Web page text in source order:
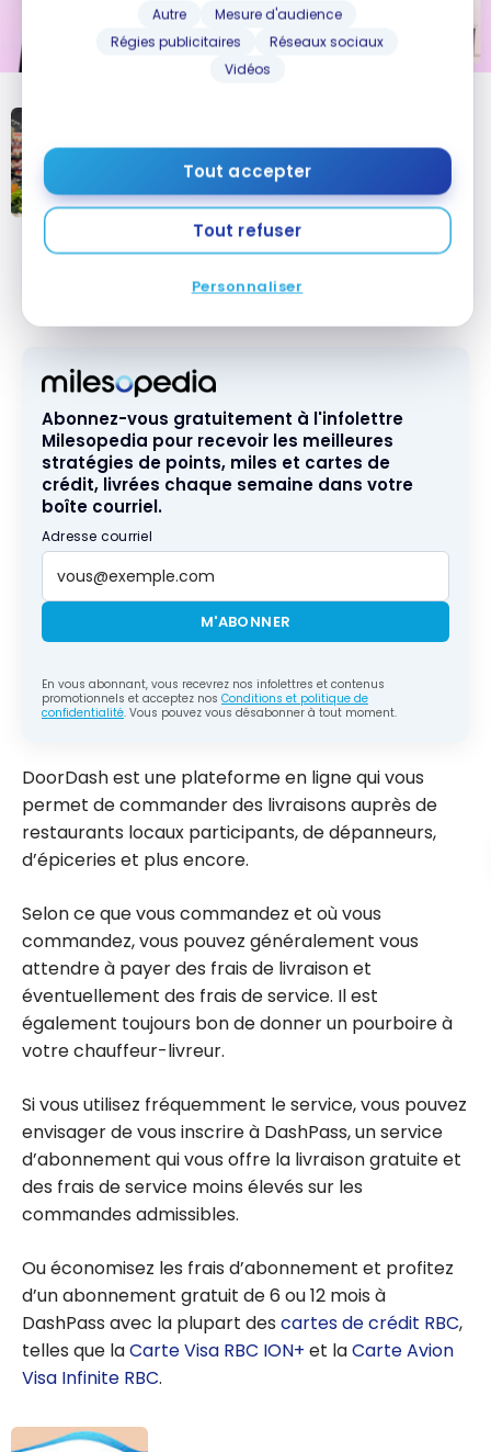
Autre
Mesure d'audience
Régies publicitaires
Réseaux sociaux
Vidéos
Tout accepter
Tout refuser
Personnaliser
Optimum : Plus
d’accumuler
récompenses
Offres PC Optimum : Plus de
façons d’accumuler des
récompenses
Qu’est-ce que DoorDash?
Abonnez-vous gratuitement à l'infolettre
Milesopedia pour recevoir les meilleures
stratégies de points, miles et cartes de
crédit, livrées chaque semaine dans votre
boîte courriel.
Adresse courriel
M'ABONNER
En vous abonnant, vous recevrez nos infolettres et contenus
promotionnels et acceptez nos Conditions et politique de
confidentialité. Vous pouvez vous désabonner à tout moment.
DoorDash est une plateforme en ligne qui vous
permet de commander des livraisons auprès de
restaurants locaux participants, de dépanneurs,
d’épiceries et plus encore.
Selon ce que vous commandez et où vous
commandez, vous pouvez généralement vous
attendre à payer des frais de livraison et
éventuellement des frais de service. Il est
également toujours bon de donner un pourboire à
votre chauffeur-livreur.
Si vous utilisez fréquemment le service, vous pouvez
envisager de vous inscrire à DashPass, un service
d’abonnement qui vous offre la livraison gratuite et
des frais de service moins élevés sur les
commandes admissibles.
Ou économisez les frais d’abonnement et profitez
d’un abonnement gratuit de 6 ou 12 mois à
DashPass avec la plupart des cartes de crédit RBC,
telles que laCarte Visa RBC ION+ et laCarte Avion
Visa Infinite RBC.